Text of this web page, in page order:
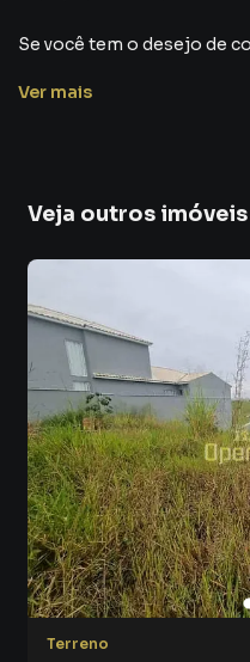
Ver mais
Veja outros
Terreno